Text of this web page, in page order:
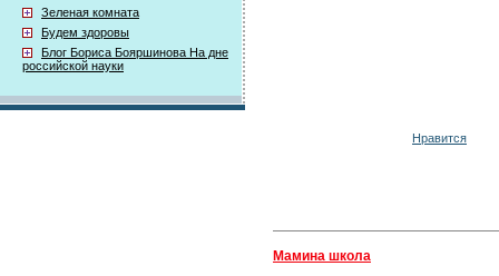
Зеленая комната
Будем здоровы
Блог Бориса Бояршинова На дне
российской науки
Нравится
Мамина школа